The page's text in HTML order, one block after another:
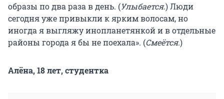
образы по два раза в день. (Улыбается.) Люди
сегодня уже привыкли к ярким волосам, но
иногда я выгляжу инопланетянкой и в отдельные
районы города я бы не поехала». (Смеётся.)
Алёна, 18 лет, студентка